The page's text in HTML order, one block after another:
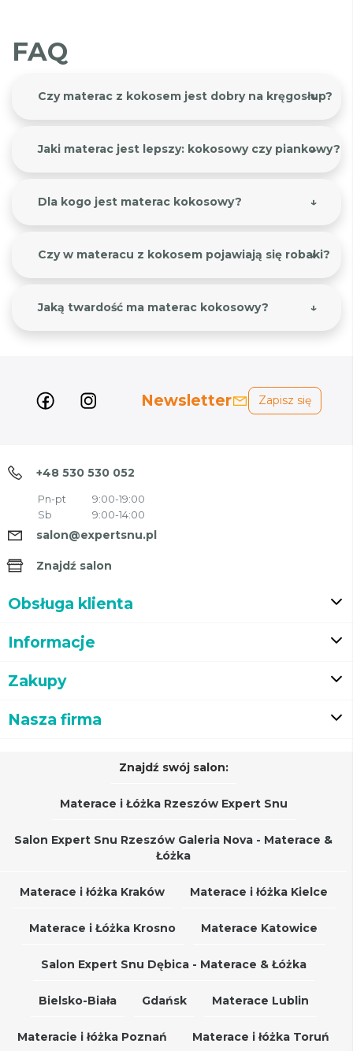
FAQ
Czy materac z kokosem jest dobry na kręgosłup?
Jaki materac jest lepszy: kokosowy czy piankowy?
Dla kogo jest materac kokosowy?
Czy w materacu z kokosem pojawiają się robaki?
Jaką twardość ma materac kokosowy?
Newsletter Zapisz się
+48 530 530 052
Pn-pt
9:00-19:00
Sb
9:00-14:00
salon@expertsnu.pl
Znajdź salon
Obsługa klienta
Informacje
Zakupy
Nasza firma
Znajdź swój salon:
Materace i Łóżka Rzeszów Expert Snu
Salon Expert Snu Rzeszów Galeria Nova - Materace &
Łóżka
Materace i łóżka Kraków Materace i łóżka Kielce
Materace i Łóżka Krosno Materace Katowice
Salon Expert Snu Dębica - Materace & Łóżka
Bielsko-Biała Gdańsk Materace Lublin
Materacie i łóżka Poznań Materace i łóżka Toruń